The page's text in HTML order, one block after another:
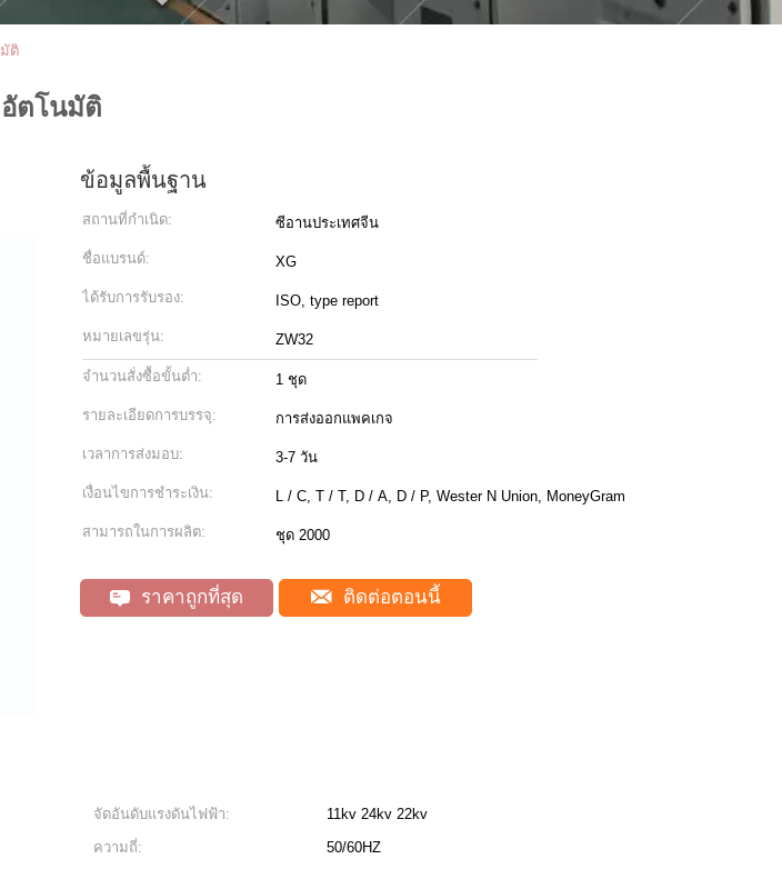
ติ
อัตโนมัติ
ข้อมูลพื้นฐาน
สถานที่กำเนิด: ซีอานประเทศจีน
ชื่อแบรนด์: XG
ได้รับการรับรอง: ISO, type report
หมายเลขรุ่น: ZW32
จำนวนสั่งซื้อขั้นต่ำ: 1 ชุด
รายละเอียดการบรรจุ: การส่งออกแพคเกจ
เวลาการส่งมอบ: 3-7 วัน
เงื่อนไขการชำระเงิน: L / C, T / T, D / A, D / P, Wester N Union, MoneyGram
สามารถในการผลิต: ชุด 2000
ราคาถูกที่สุด ติดต่อตอนนี้
จัดอันดับแรงดันไฟฟ้า:
11kv 24kv 22kv
ความถี่:
50/60HZ